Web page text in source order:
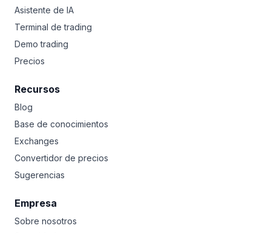
Asistente de IA
Terminal de trading
Demo trading
Precios
Recursos
Blog
Base de conocimientos
Exchanges
Convertidor de precios
Sugerencias
Empresa
Sobre nosotros